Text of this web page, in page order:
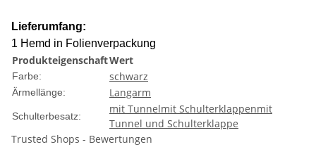
Lieferumfang:
1 Hemd in Folienverpackung
ProdukteigenschaftWert
Farbe: schwarz
Ärmellänge: Langarm
Schulterbesatz:
mit Tunnelmit Schulterklappenmit
Tunnel und Schulterklappe
Trusted Shops - Bewertungen